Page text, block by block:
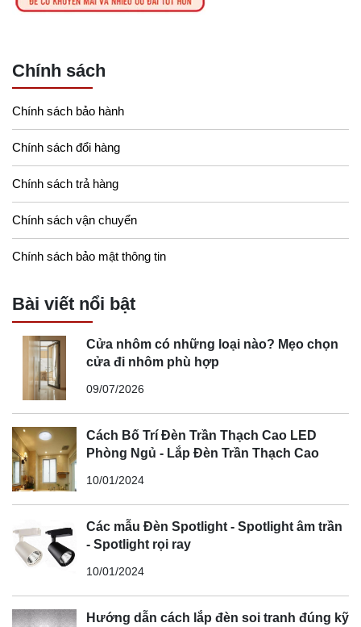
Chính sách
Chính sách bảo hành
Chính sách đổi hàng
Chính sách trả hàng
Chính sách vận chuyển
Chính sách bảo mật thông tin
Bài viết nổi bật
Cửa nhôm có những loại nào? Mẹo chọn
cửa đi nhôm phù hợp
09/07/2026
Cách Bố Trí Đèn Trần Thạch Cao LED
Phòng Ngủ - Lắp Đèn Trần Thạch Cao
10/01/2024
Các mẫu Đèn Spotlight - Spotlight âm trần
- Spotlight rọi ray
10/01/2024
Hướng dẫn cách lắp đèn soi tranh đúng kỹ